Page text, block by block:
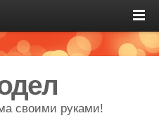
своими руками!